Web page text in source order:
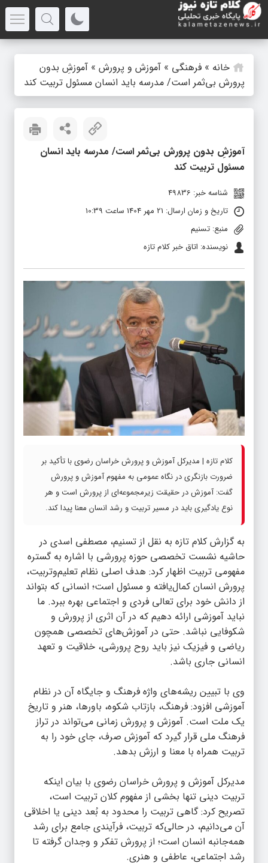
خانه » فرهنگی » آموزش و پرورش » آموزشِ بدون
پرورش بی‌ثمر است/ مدرسه باید انسان مسئول تربیت کند
آموزشِ بدون پرورش بی‌ثمر است/ مدرسه باید انسان
مسئول تربیت کند
شناسه خبر: 49836
تاریخ و زمان ارسال: 21 مهر 1404 ساعت 10:39
منبع: تسنیم
نویسنده: اتاق خبر کلام تازه
کلام تازه | مدیرکل آموزش و پرورش خراسان رضوی با تأکید بر
ضرورت بازنگری در نگاه عمومی به مفهوم آموزش و پرورش
گفت: آموزش در حقیقت زیرمجموعه‌ای از پرورش است و هر
نوع یادگیری باید در مسیر تربیت و رشد انسان معنا پیدا کند.
به گزارش کلام تازه به نقل از تسنیم، مصطفی اسدی در
حاشیه نشست تخصصی حوزه پرورشی با اشاره به گستره
مفهومی تربیت اظهار کرد: هدف اصلی نظام تعلیم‌وتربیت،
پرورش انسان کمال‌یافته و مسئول است؛ انسانی که بتواند
از دانش خود برای تعالی فردی و اجتماعی بهره ببرد. ما
نباید آموزشی ارائه دهیم که در آن اثری از پرورش و
شکوفایی نباشد. حتی در آموزش‌های تخصصی همچون
ریاضی و فیزیک نیز باید روح پرورشی، خلاقیت و تعهد
انسانی جاری باشد.
وی با تبیین ریشه‌های واژه فرهنگ و جایگاه آن در نظام
آموزشی افزود: فرهنگ، بازتاب شکوه، باورها، هنر و تاریخ
یک ملت است. آموزش و پرورش زمانی می‌تواند در تراز
فرهنگ ملی قرار گیرد که آموزش صرف، جای خود را به
تربیت همراه با معنا و ارزش بدهد.
مدیرکل آموزش و پرورش خراسان رضوی با بیان اینکه
تربیت دینی تنها بخشی از مفهوم کلان تربیت است،
تصریح کرد: گاهی تربیت را محدود به بُعد دینی یا اخلاقی
آن می‌دانیم، در حالی‌که تربیت، فرآیندی جامع برای رشد
همه‌جانبه انسان است؛ از پرورش تفکر و وجدان گرفته تا
رشد اجتماعی، عاطفی و هنری.